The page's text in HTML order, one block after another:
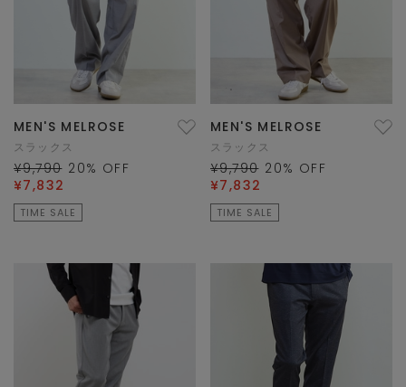
MEN'S MELROSE
スラックス
¥9,790 20% OFF
¥7,832
TIME SALE
MEN'S MELROSE
スラックス
¥9,790 20% OFF
¥7,832
TIME SALE